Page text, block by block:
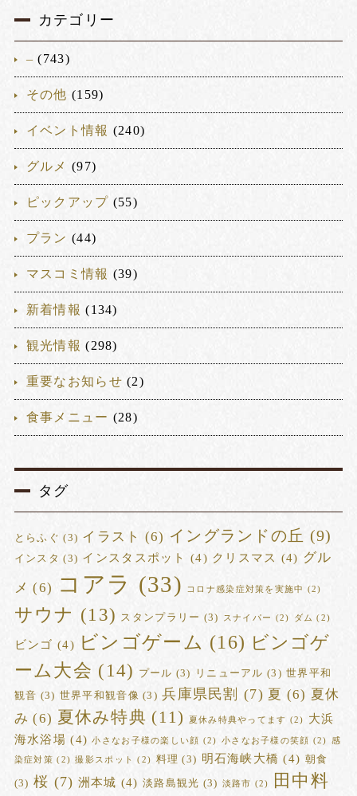
カテゴリー
– (743)
その他 (159)
イベント情報 (240)
グルメ (97)
ピックアップ (55)
プラン (44)
マスコミ情報 (39)
新着情報 (134)
観光情報 (298)
重要なお知らせ (2)
食事メニュー (28)
タグ
とらふぐ (3) イラスト (6) イングランドの丘 (9)
インスタ (3) インスタスポット (4) クリスマス (4) グル
メ (6) コアラ (33) コロナ感染症対策を実施中 (2)
サウナ (13) スタンプラリー (3) スナイパー (2) ダム (2)
ビンゴ (4) ビンゴゲーム (16) ビンゴゲ
ーム大会 (14) プール (3) リニューアル (3) 世界平和
観音 (3) 世界平和観音像 (3) 兵庫県民割 (7) 夏 (6) 夏休
み (6) 夏休み特典 (11) 夏休み特典やってます (2)
大浜
海水浴場 (4) 小さなお子様の楽しい顔 (2) 小さなお子様の笑顔 (2) 感
染症対策 (2) 撮影スポット (2) 料理 (3) 明石海峡大橋 (4) 朝食
(3) 桜 (7) 洲本城 (4) 淡路島観光 (3) 淡路市 (2)
田中料